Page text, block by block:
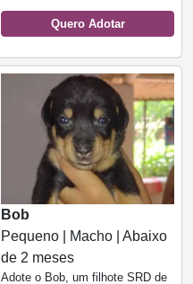
Quero Adotar
Bob
Pequeno | Macho | Abaixo
de 2 meses
Adote o Bob, um filhote SRD de